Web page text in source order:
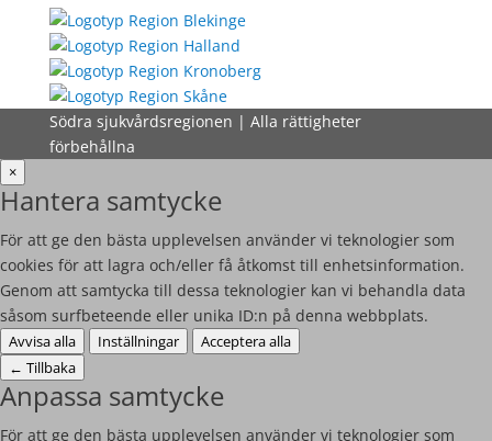
Södra sjukvårdsregionen | Alla rättigheter
förbehållna
×
Hantera samtycke
För att ge den bästa upplevelsen använder vi teknologier som
cookies för att lagra och/eller få åtkomst till enhetsinformation.
Genom att samtycka till dessa teknologier kan vi behandla data
såsom surfbeteende eller unika ID:n på denna webbplats.
Avvisa alla Inställningar
Acceptera alla
← Tillbaka
Anpassa samtycke
För att ge den bästa upplevelsen använder vi teknologier som